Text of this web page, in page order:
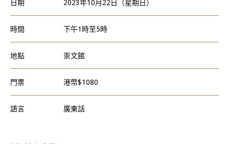
日期 2023年10月22日（星期日）
時間 下午1時至5時
地點 崇文館
門票 港幣$1080
語言 廣東話